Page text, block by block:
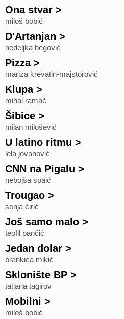
Ona stvar >
miloš bobić
D'Artanjan >
nedeljka begović
Pizza>
mariza krevatin-majstorović
Klupa>
mihal ramač
Šibice >
milan milošević
U latino ritmu >
lela jovanović
CNN na Pigalu >
nebojša spaić
Trougao >
sonja ćirić
Još samo malo >
teofil pančić
Jedan dolar >
brankica mikić
Sklonište BP >
tatjana tagirov
Mobilni >
miloš bobić